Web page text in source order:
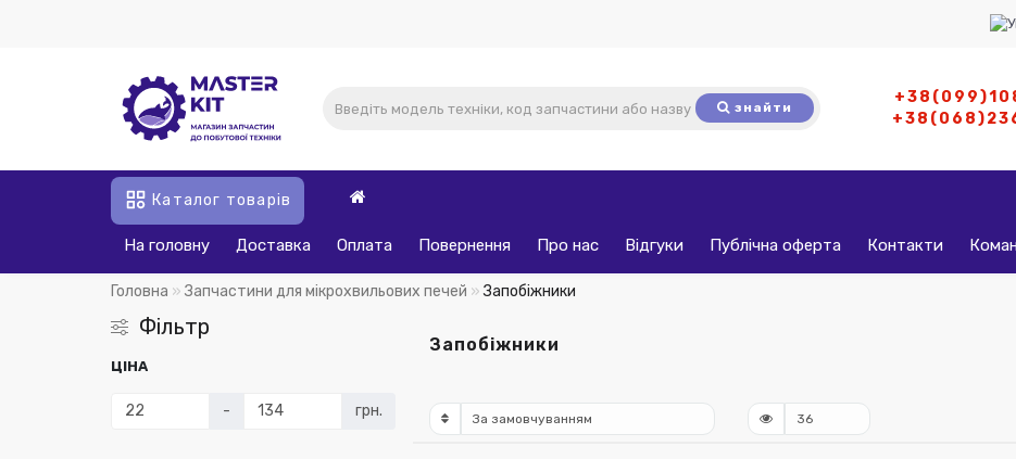
знайти
Каталог товарів
На головну Доставка Оплата Повернення Про нас Відгуки Публічна оферта Контакти
Головна Запчастини для мікрохвильових печей Запобіжники
Фільтр
ЦІНА
- грн.
Запобіжники